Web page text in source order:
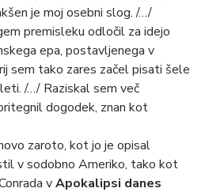
je moj osebni slog. /…/
premisleku odločil za idejo
epa, postavljenega v
sem tako zares začel pisati šele
/…/ Raziskal sem več
dogodek, znan kot
zaroto, kot jo je opisal
v sodobno Ameriko, tako kot
vApokalipsi danes